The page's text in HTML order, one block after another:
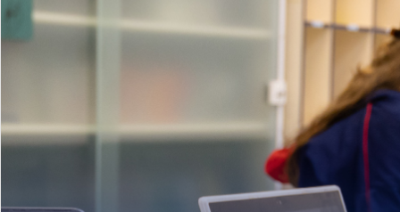
EDUCAÇÃO INFANTIL
Inglês todos os dias
MÉDIO
igh School
Dupla Diplomação